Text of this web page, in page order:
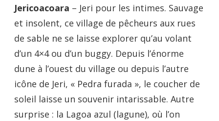
Jericoacoara – Jeri pour les intimes. Sauvage
et insolent, ce village de pêcheurs aux rues
de sable ne se laisse explorer qu’au volant
d’un 4×4 ou d’un buggy. Depuis l’énorme
dune à l’ouest du village ou depuis l’autre
icône de Jeri, « Pedra furada », le coucher de
soleil laisse un souvenir intarissable. Autre
surprise : la Lagoa azul (lagune), où l’on